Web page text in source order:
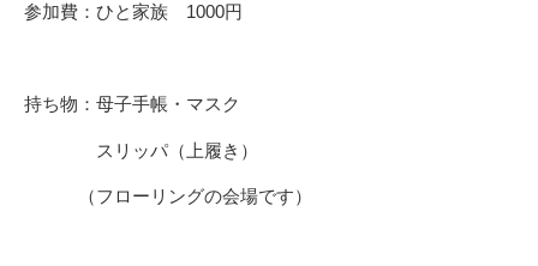
参加費：ひと家族 1000円
持ち物：母子手帳・マスク
スリッパ（上履き）
（フローリングの会場です）